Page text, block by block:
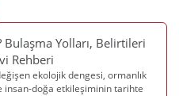
Yolları, Belirtileri
Rehberi
ekolojik dengesi, ormanlık
insan-doğa etkileşiminin tarihte